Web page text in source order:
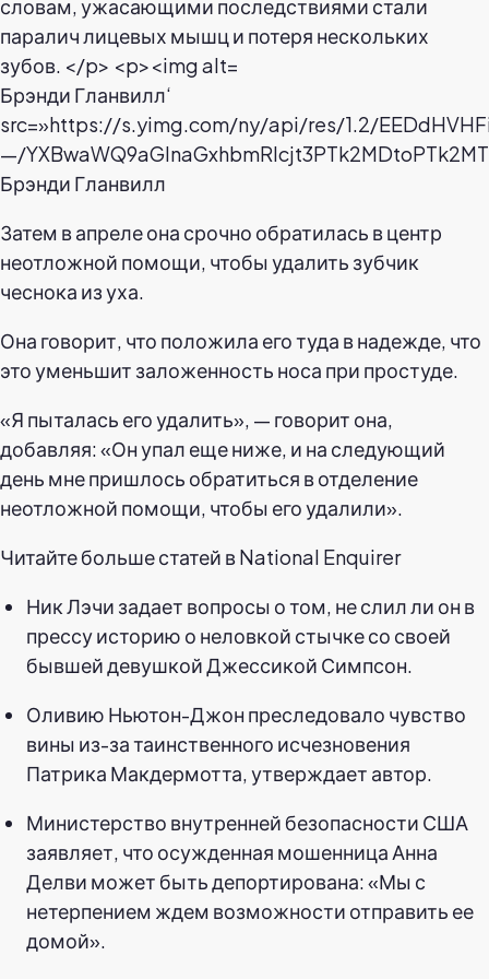
Брэнди Гланвилл‘
src=»https://s.yimg.com/ny/api/res/1.2/
—/
Брэнди Гланвилл
Затем в апреле она срочно обратилась в центр
неотложной помощи, чтобы удалить зубчик
чеснока из уха.
Она говорит, что положила его туда в надежде, что
это уменьшит заложенность носа при простуде.
«Я пыталась его удалить», — говорит она,
добавляя: «Он упал еще ниже, и на следующий
день мне пришлось обратиться в отделение
неотложной помощи, чтобы его удалили».
Читайте больше статей в National Enquirer
Ник Лэчи задает вопросы о том, не слил ли он в
прессу историю о неловкой стычке со своей
бывшей девушкой Джессикой Симпсон.
Оливию Ньютон-Джон преследовало чувство
вины из-за таинственного исчезновения
Патрика Макдермотта, утверждает автор.
Министерство внутренней безопасности США
заявляет, что осужденная мошенница Анна
Делви может быть депортирована: «Мы с
нетерпением ждем возможности отправить ее
домой».